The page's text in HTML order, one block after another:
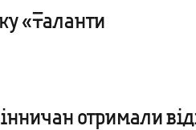
«Таланти
отримали